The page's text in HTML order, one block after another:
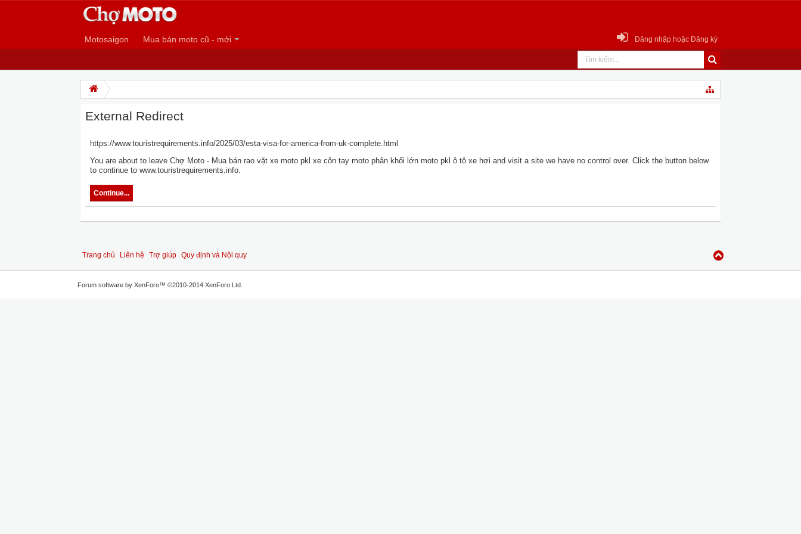
Motosaigon Mua bán moto cũ - mới Đăng nhập hoặc Đăng ký
External Redirect
https://www.touristrequirements.info/2025/03/esta-visa-for-america-from-uk-complete.html
You are about to leave Chợ Moto - Mua bán rao vặt xe moto pkl xe côn tay moto phân khối lớn moto pkl ô tô xe hơi and visit a site we have no control over. Click the button below
to continue to www.touristrequirements.info.
Continue...
Trang chủ Liên hệ Trợ giúp Quy định và Nội quy
Forum software by XenForo™ ©2010-2014 XenForo Ltd.